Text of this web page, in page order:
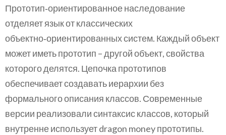
Прототип‑ориентированное наследование
отделяет язык от классических
объектно‑ориентированных систем. Каждый объект
может иметь прототип – другой объект, свойства
которого делятся. Цепочка прототипов
обеспечивает создавать иерархии без
формального описания классов. Современные
версии реализовали синтаксис классов, который
внутренне использует dragon money прототипы.